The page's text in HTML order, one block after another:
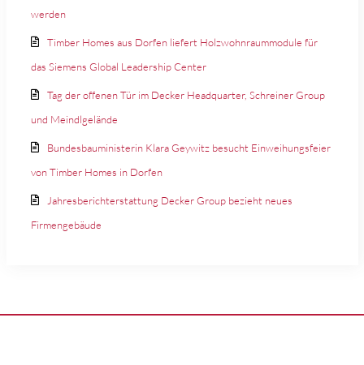
werden
Timber Homes aus Dorfen liefert Holzwohnraummodule für
das Siemens Global Leadership Center
Tag der offenen Tür im Decker Headquarter, Schreiner Group
und Meindlgelände
Bundesbauministerin Klara Geywitz besucht Einweihungsfeier
von Timber Homes in Dorfen
Jahresberichterstattung Decker Group bezieht neues
Firmengebäude